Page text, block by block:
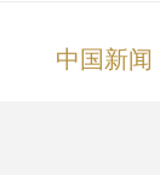
中国新闻